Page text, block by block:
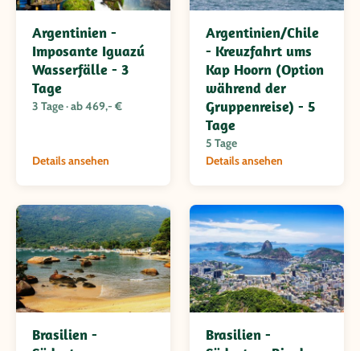
Argentinien -
Imposante Iguazú
Wasserfälle - 3
Tage
3 Tage · ab 469,- €
Details ansehen
Argentinien/Chile
- Kreuzfahrt ums
Kap Hoorn (Option
während der
Gruppenreise) - 5
Tage
5 Tage
Details ansehen
Brasilien -
Brasilien -